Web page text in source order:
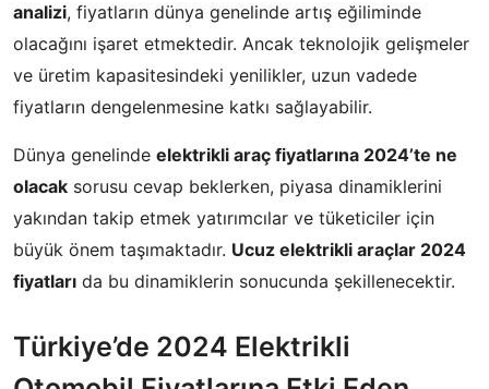
analizi, fiyatların dünya genelinde artış eğiliminde
olacağını işaret etmektedir. Ancak teknolojik gelişmeler
ve üretim kapasitesindeki yenilikler, uzun vadede
fiyatların dengelenmesine katkı sağlayabilir.
Dünya genelinde elektrikli araç fiyatlarına 2024’te ne
olacak sorusu cevap beklerken, piyasa dinamiklerini
yakından takip etmek yatırımcılar ve tüketiciler için
büyük önem taşımaktadır. Ucuz elektrikli araçlar 2024
fiyatları da bu dinamiklerin sonucunda şekillenecektir.
Türkiye’de 2024 Elektrikli